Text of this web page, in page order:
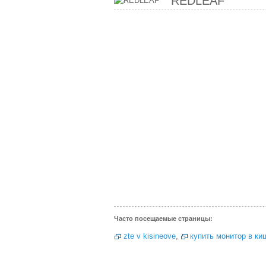
Часто посещаемые страницы:
zte v kisineove, купить монитор в